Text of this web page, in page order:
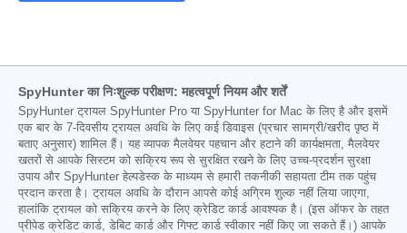
SpyHunter का निःशुल्क परीक्षण: महत्वपूर्ण नियम और शर्तें
SpyHunter ट्रायल SpyHunter Pro या SpyHunter for Mac के लिए है और इसमें
एक बार के 7-दिवसीय ट्रायल अवधि के लिए कई डिवाइस (प्रचार सामग्री/खरीद पृष्ठ में
बताए अनुसार) शामिल हैं। यह व्यापक मैलवेयर पहचान और हटाने की कार्यक्षमता, मैलवेयर
खतरों से आपके सिस्टम को सक्रिय रूप से सुरक्षित रखने के लिए उच्च-प्रदर्शन सुरक्षा
उपाय और SpyHunter हेल्पडेस्क के माध्यम से हमारी तकनीकी सहायता टीम तक पहुंच
प्रदान करता है। ट्रायल अवधि के दौरान आपसे कोई अग्रिम शुल्क नहीं लिया जाएगा,
हालांकि ट्रायल को सक्रिय करने के लिए क्रेडिट कार्ड आवश्यक है। (इस ऑफर के तहत
प्रीपेड क्रेडिट कार्ड, डेबिट कार्ड और गिफ्ट कार्ड स्वीकार नहीं किए जा सकते हैं।) आपके